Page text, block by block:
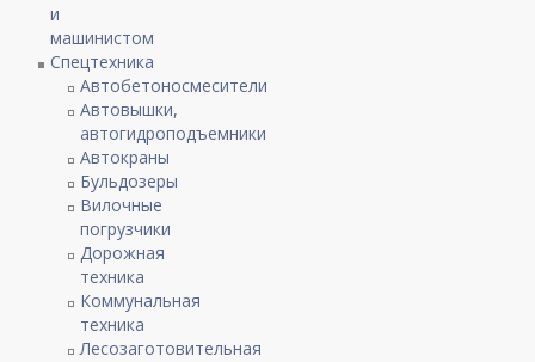
и
машинистом
Спецтехника
Автобетоносмесители
Автовышки,
автогидроподъемники
Автокраны
Бульдозеры
Вилочные
погрузчики
Дорожная
техника
Коммунальная
техника
Лесозаготовительная